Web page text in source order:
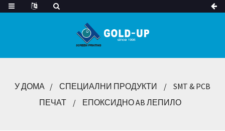
У ДОМА СПЕЦИАЛНИ ПРОДУКТИ
SMT & PCB
ПЕЧАТ
ЕПОКСИДНО AB ЛЕПИЛО